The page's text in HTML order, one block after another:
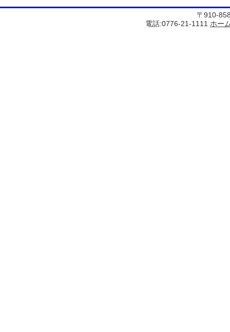
〒910-
電話:0776-21-1111 ホー